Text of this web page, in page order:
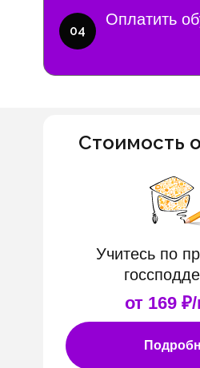
Оплатить
04
Стоимость
Учитесь по
от 169